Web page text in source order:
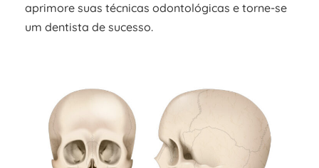
aprimore suas técnicas odontológicas e torne-se
um dentista de sucesso.